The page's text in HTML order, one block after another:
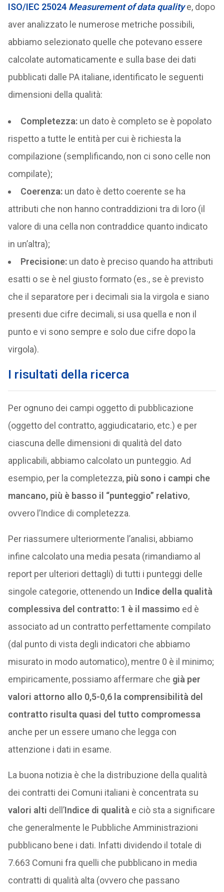
ISO/IEC 25024 Measurement of data qualitye, dopo
aver analizzato le numerose metriche possibili,
abbiamo selezionato quelle che potevano essere
calcolate automaticamente e sulla base dei dati
pubblicati dalle PA italiane, identificato le seguenti
dimensioni della qualità:
Completezza:un dato è completo se è popolato
rispetto a tutte le entità per cui è richiesta la
compilazione (semplificando, non ci sono celle non
compilate);
Coerenza:un dato è detto coerente se ha
attributi che non hanno contraddizioni tra di loro (il
valore di una cella non contraddice quanto indicato
in un’altra);
Precisione:un dato è preciso quando ha attributi
esatti o se è nel giusto formato (es., se è previsto
che il separatore per i decimali sia la virgola e siano
presenti due cifre decimali, si usa quella e non il
punto e vi sono sempre e solo due cifre dopo la
virgola).
I risultati della ricerca
Per ognuno dei campi oggetto di pubblicazione
(oggetto del contratto, aggiudicatario, etc.) e per
ciascuna delle dimensioni di qualità del dato
applicabili, abbiamo calcolato un punteggio. Ad
esempio, per la completezza, più sono i campi che
mancano, più è basso il “punteggio” relativo,
ovvero l’Indice di completezza.
Per riassumere ulteriormente l’analisi, abbiamo
infine calcolato una media pesata (rimandiamo al
report per ulteriori dettagli) di tutti i punteggi delle
singole categorie, ottenendo un Indice della qualità
complessiva del contratto: 1 è il massimo ed è
associato ad un contratto perfettamente compilato
(dal punto di vista degli indicatori che abbiamo
misurato in modo automatico), mentre 0 è il minimo;
empiricamente, possiamo affermare che già per
valori attorno allo 0,5-0,6 la comprensibilità del
contratto risulta quasi del tutto compromessa
anche per un essere umano che legga con
attenzione i dati in esame.
La buona notizia è che la distribuzione della qualità
dei contratti dei Comuni italiani è concentrata su
valori alti dell’Indice di qualità e ciò sta a significare
che generalmente le Pubbliche Amministrazioni
pubblicano bene i dati. Infatti dividendo il totale di
7.663 Comuni fra quelli che pubblicano in media
contratti di qualità alta (ovvero che passano